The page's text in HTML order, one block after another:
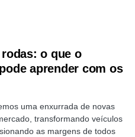
o que o
aprender com os
uma enxurrada de novas
transformando veículos
as margens de todos